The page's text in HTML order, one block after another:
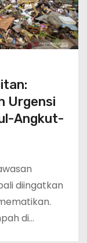
Urgensi
Angkut-
diingatkan
di…